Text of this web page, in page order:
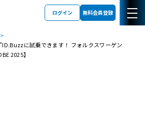
ログイン 無料会員登録
に試乗できます！ フォルクスワーゲン
2025】